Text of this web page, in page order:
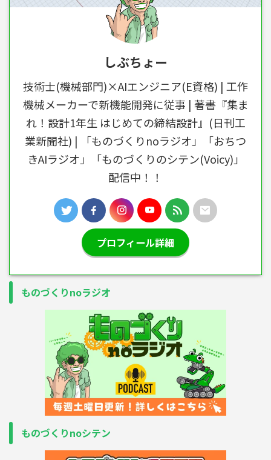
しぶちょー
技術士(機械部門)×AIエンジニア(E資格) | 工作
機械メーカーで新機能開発に従事 | 著書『集ま
れ！設計1年生 はじめての締結設計』(日刊工
業新聞社) | 「ものづくりnoラジオ」「おちつ
きAIラジオ」「ものづくりのシテン(Voicy)」
配信中！！
プロフィール詳細
ものづくりnoラジオ
ものづくりnoシテン